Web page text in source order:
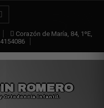
Corazón de María, 84, 1ºE,
ROMERO
Ortodoncia Infantil.